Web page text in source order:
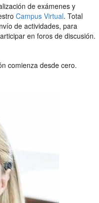
de exámenes y
Campus Virtual. Total
de actividades, para
en foros de discusión.
comienza desde cero.